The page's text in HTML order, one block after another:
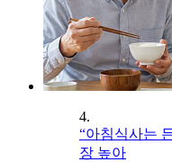
4.
“아침식사는
장 높아